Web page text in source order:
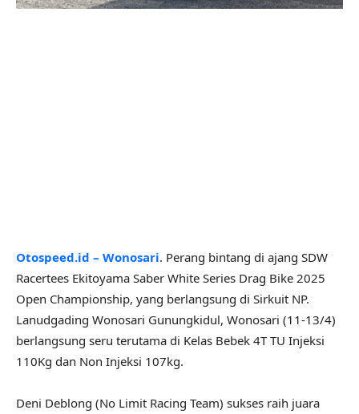
Otospeed.id – Wonosari. Perang bintang di ajang SDW
Racertees Ekitoyama Saber White Series Drag Bike 2025
Open Championship, yang berlangsung di Sirkuit NP.
Lanudgading Wonosari Gunungkidul, Wonosari (11-13/4)
berlangsung seru terutama di Kelas Bebek 4T TU Injeksi
110Kg dan Non Injeksi 107kg.
Deni Deblong (No Limit Racing Team) sukses raih juara